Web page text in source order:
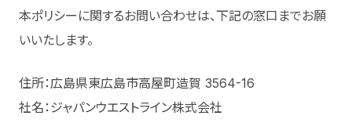
本ポリシーに関するお問い合わせは、下記の窓口までお願
いいたします。
住所：広島県東広島市高屋町造賀 3564-16
社名：ジャパンウエストライン株式会社